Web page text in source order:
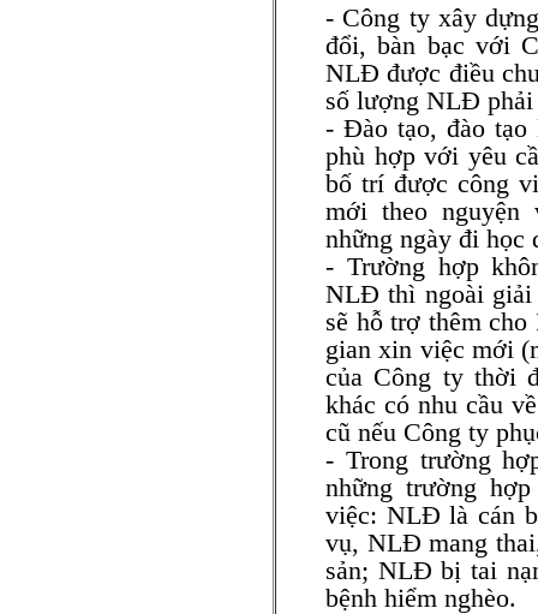
- Công ty xây
đổi, bàn bạc với
NLĐ được điều
số lượng NLĐ
- Đào tạo, đào
phù hợp với yêu
bố trí được công
mới theo
những ngày đi học
- Trường hợp
NLĐ thì ngoài giải
sẽ hỗ trợ thêm
gian xin việc mới
của Công ty thời
khác có nhu cầu
cũ nếu Công ty
- Trong trường
những trường
việc: NLĐ là cán
vụ, NLĐ mang
sản; NLĐ bị tai
bệnh hiểm nghèo.